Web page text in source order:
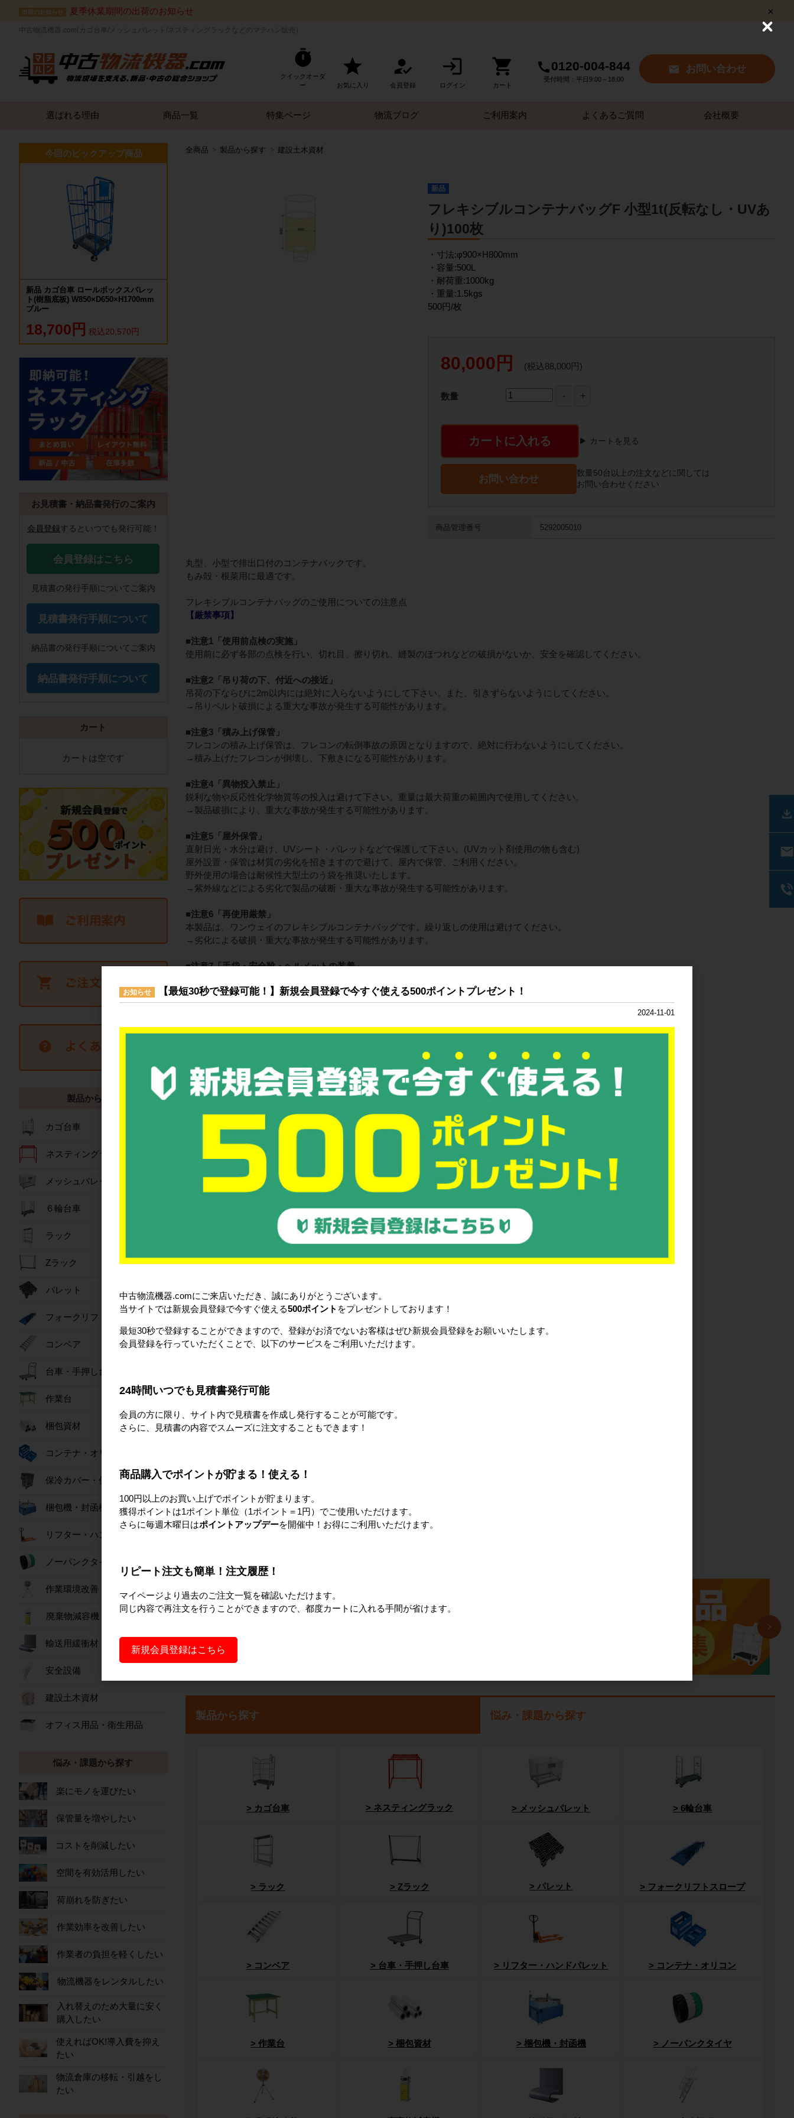
出荷のお知らせ 夏季休業期間の出荷のお知らせ
中古物流機器.com(カゴ台車/メッシュパレット/ネスティングラックなどのマテハン販売）
クイックオーダ
ー
お気に入り 会員登録 ログイン カート
0120-004-844
受付時間：平日9:00～18:00
お問い合わせ
選ばれる理由 商品一覧 特集ページ 物流ブログ ご利用案内 よくあるご質問 会社概要
全商品 製品から探す 建設土木資材
新品
フレキシブルコンテナバッグF 小型1t(反転なし・UVあ
り)100枚
・寸法:φ900×H800mm
・容量:500L
・耐荷重:1000kg
・重量:1.5kgs
500円/枚
80,000円 (税込88,000円)
数量
カートに入れる ▶ カートを見る
お問い合わせ
数量50台以上の注文などに関しては
お問い合わせください
商品管理番号 5292005010
丸型、小型で排出口付のコンテナバックです。
もみ殻・根菜用に最適です。
フレキシブルコンテナバッグのご使用についての注意点
【厳禁事項】
■注意1「使用前点検の実施」
使用前に必ず各部の点検を行い、切れ目、擦り切れ、縫製のほつれなどの破損がないか、安全を確認してください。
■注意2「吊り荷の下、付近への接近」
吊荷の下ならびに2m以内には絶対に入らないようにして下さい。また、引きずらないようにしてください。
→吊りベルト破損による重大な事故が発生する可能性があります。
■注意3「積み上げ保管」
フレコンの積み上げ保管は、フレコンの転倒事故の原因となりますので、絶対に行わないようにしてください。
→積み上げたフレコンが倒壊し、下敷きになる可能性があります。
■注意4「異物投入禁止」
鋭利な物や反応性化学物質等の投入は避けて下さい。重量は最大荷重の範囲内で使用してください。
→製品破損により、重大な事故が発生する可能性があります。
■注意5「屋外保管」
直射日光・水分は避け、UVシート・パレットなどで保護して下さい。(UVカット剤使用の物も含む)
屋外設置・保管は材質の劣化を招きますので避けて、屋内で保管、ご利用ください。
野外使用の場合は耐候性大型土のう袋を推奨いたします。
→紫外線などによる劣化で製品の破断・重大な事故が発生する可能性があります。
■注意6「再使用厳禁」
本製品は、ワンウェイのフレキシブルコンテナバッグです。繰り返しの使用は避けてください。
→劣化による破損・重大な事故が発生する可能性があります。
■注意7「手袋・安全靴・ヘルメットの装着」
人が周りによらない状態にしたうえで重機で横倒しにし、
【使用上の注意点】
■使用上の注意をポスターにしております。
目立つところへ掲示していただき、事故防止へお役立てください。
https://files.bcart.jp/butsuryu-test/uploads/itemimg/5292005010/flecon.pdf
その他、ご不明な点などありましたら、お気軽にお問合せ下さい。宜しくお願い申し上げます。
おすすめ商品
173,000円
製品から探す 悩み・課題から探す
カゴ台車 ネスティングラック メッシュパレット 6輪台車
ラック Zラック パレット フォークリフトスロープ
コンベア 台車・手押し台車 リフター・ハンドパレット コンテナ・オリコン
作業台 梱包資材 梱包機・封函機 ノーパンクタイヤ
今回のピックアップ商品
新品 カゴ台車 ロールボックスパレッ
ト(樹脂底板) W850×D650×H1700mm
ブルー
18,700円 税込20,570円
お見積書・納品書発行のご案内
会員登録するといつでも発行可能！
会員登録はこちら
見積書の発行手順についてご案内
見積書発行手順について
納品書の発行手順についてご案内
納品書発行手順について
カート
カートは空です
製品から探す
カゴ台車
ネスティングラック
メッシュパレット
６輪台車
ラック
Zラック
パレット
フォークリフトスロープ
コンベア
台車・手押し台車
作業台
梱包資材
コンテナ・オリコン
保冷カバー・保冷ボックス
梱包機・封函機
リフター・ハンドパレット
ノーパンクタイヤ
作業環境改善
廃棄物減容機
輸送用緩衝材
安全設備
建設土木資材
オフィス用品・衛生用品
悩み・課題から探す
楽にモノを運びたい
保管量を増やしたい
コストを削減したい
空間を有効活用したい
荷崩れを防ぎたい
作業効率を改善したい
作業者の負担を軽くしたい
物流機器をレンタルしたい
入れ替えのため大量に安く
購入したい
使えればOK!導入費を抑え
たい
物流倉庫の移転・引越をし
たい
お知らせ 【最短30秒で登録可能！】新規会員登録で今すぐ使える500ポイントプレゼント！
2024-11-01
中古物流機器.comにご来店いただき、誠にありがとうございます。
当サイトでは新規会員登録で今すぐ使える500ポイント をプレゼントしております！
最短30秒で登録することができますので、登録がお済でないお客様はぜひ新規会員登録をお願いいたします。
会員登録を行っていただくことで、以下のサービスをご利用いただけます。
24時間いつでも見積書発行可能
会員の方に限り、サイト内で見積書を作成し発行することが可能です。
さらに、見積書の内容でスムーズに注文することもできます！
商品購入でポイントが貯まる！使える！
100円以上のお買い上げでポイントが貯まります。
獲得ポイントは1ポイント単位（1ポイント＝1円）でご使用いただけます。
さらに毎週木曜日はポイントアップデーを開催中！お得にご利用いただけます。
リピート注文も簡単！注文履歴！
マイページより過去のご注文一覧を確認いただけます。
同じ内容で再注文を行うことができますので、都度カートに入れる手間が省けます。
新規会員登録はこちら
C
s